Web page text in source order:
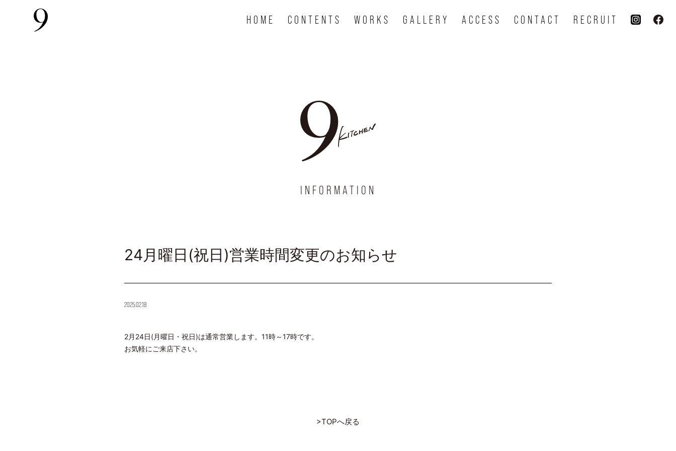
HOME CONTENTS WORKS GALLERY ACCESS CONTACT RECRUIT
INFORMATION
24月曜日(祝日)営業時間変更のお知らせ
2025.02.18
2月24日(月曜日・祝日)は通常営業します。11時～17時です。
お気軽にご来店下さい。
>TOPへ戻る